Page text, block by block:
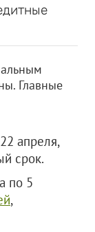
Главные
апреля,
срок.
по 5
,